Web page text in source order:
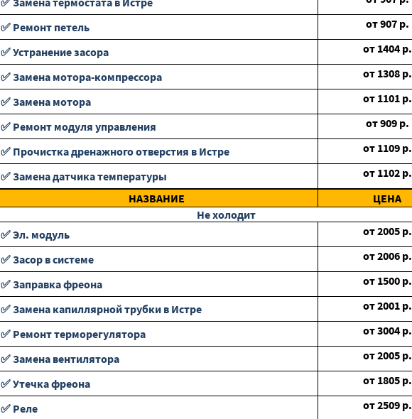
✅ Ремонт петель
от907 р.
✅ Устранение засора
от 1404 р.
✅ Замена мотора-компрессора
от 1308 р.
✅ Замена мотора
от 1101 р.
✅ Ремонт модуля управления
от909 р.
✅ Прочистка дренажного отверстия в Истре
от 1109 р.
✅ Замена датчика температуры
от 1102 р.
НАЗВАНИЕ
ЦЕНА
Не холодит
✅ Эл. модуль
от2005 р.
✅ Засор в системе
от2006 р.
✅ Заправка фреона
от 1500 р.
✅ Замена капиллярной трубки в Истре
от2001 р.
✅ Ремонт терморегулятора
от3004 р.
✅ Замена вентилятора
от2005 р.
✅ Утечка фреона
от 1805 р.
✅ Реле
от2509 р.